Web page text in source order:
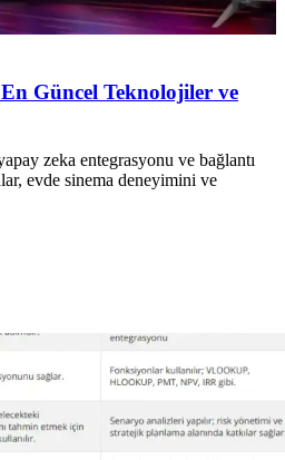
Güncel Teknolojiler ve
zeka entegrasyonu ve bağlantı
evde sinema deneyimini ve